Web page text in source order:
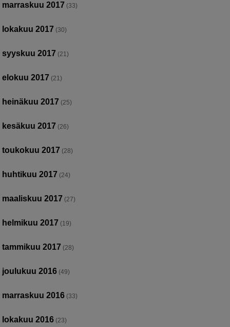
marraskuu 2017 (33)
lokakuu 2017 (30)
syyskuu 2017 (21)
elokuu 2017 (21)
heinäkuu 2017 (25)
kesäkuu 2017 (26)
toukokuu 2017 (28)
huhtikuu 2017 (24)
maaliskuu 2017 (27)
helmikuu 2017 (19)
tammikuu 2017 (28)
joulukuu 2016 (49)
marraskuu 2016 (33)
lokakuu 2016 (23)